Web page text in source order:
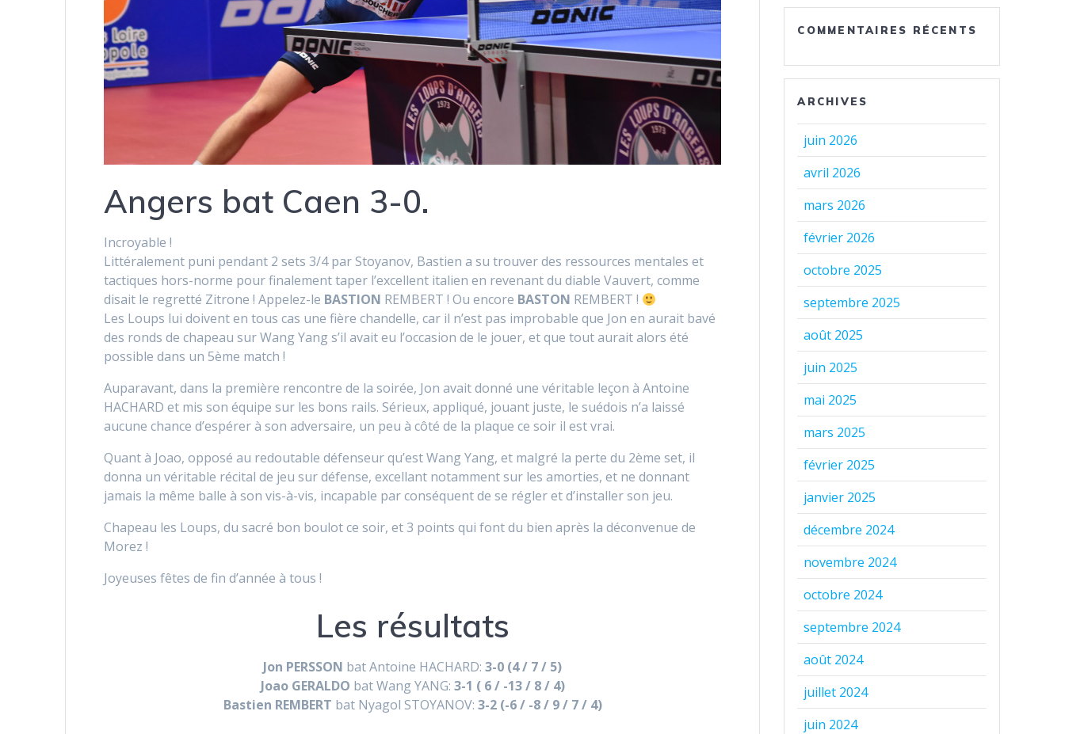
Angers bat Caen 3-0.
Incroyable !
Littéralement puni pendant 2 sets 3/4 par Stoyanov, Bastien a su trouver des ressources mentales et
tactiques hors-norme pour finalement taper l’excellent italien en revenant du diable Vauvert, comme
disait le regretté Zitrone ! Appelez-le BASTION REMBERT ! Ou encore BASTON REMBERT !
Les Loups lui doivent en tous cas une fière chandelle, car il n’est pas improbable que Jon en aurait bavé
des ronds de chapeau sur Wang Yang s’il avait eu l’occasion de le jouer, et que tout aurait alors été
possible dans un 5ème match !
Auparavant, dans la première rencontre de la soirée, Jon avait donné une véritable leçon à Antoine
HACHARD et mis son équipe sur les bons rails. Sérieux, appliqué, jouant juste, le suédois n’a laissé
aucune chance d’espérer à son adversaire, un peu à côté de la plaque ce soir il est vrai.
Quant à Joao, opposé au redoutable défenseur qu’est Wang Yang, et malgré la perte du 2ème set, il
donna un véritable récital de jeu sur défense, excellant notamment sur les amorties, et ne donnant
jamais la même balle à son vis-à-vis, incapable par conséquent de se régler et d’installer son jeu.
Chapeau les Loups, du sacré bon boulot ce soir, et 3 points qui font du bien après la déconvenue de
Morez !
Joyeuses fêtes de fin d’année à tous !
Les résultats
Jon PERSSON bat Antoine HACHARD:3-0 (4 / 7 / 5)
Joao GERALDO bat Wang YANG: 3-1 ( 6 / -13/ 8 / 4)
Bastien REMBERT bat Nyagol STOYANOV: 3-2 (-6 / -8 / 9 / 7 / 4)
COMMENTAIRES RÉCENTS
ARCHIVES
juin 2026
avril 2026
mars 2026
février 2026
octobre 2025
septembre 2025
août 2025
juin 2025
mai 2025
mars 2025
février 2025
janvier 2025
décembre 2024
novembre 2024
octobre 2024
septembre 2024
août 2024
juillet 2024
juin 2024